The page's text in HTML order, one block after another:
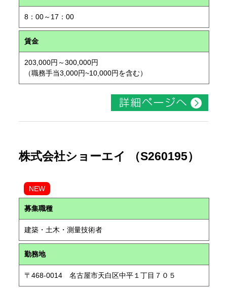
8：00～17：00
賃金
203,000円～300,000円
（職務手当3,000円~10,000円を含む）
株式会社ショーエイ （S260195）
NEW
募集職種
建築・土木・測量技術者
勤務地
〒468-0014 名古屋市天白区中平１丁目７０５